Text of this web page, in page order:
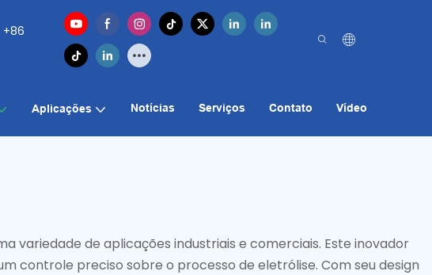
+86
Aplicações Notícias Serviços Contato Vídeo
de aplicações industriais e comerciais. Este inovador
controle preciso sobre o processo de eletrólise. Com seu design